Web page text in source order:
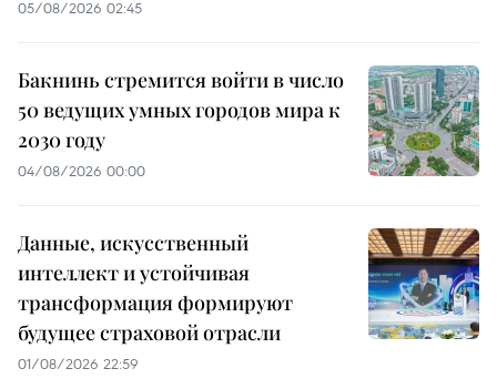
05/08/2026 02:45
Бакнинь стремится войти в число
50 ведущих умных городов мира к
2030 году
04/08/2026 00:00
Данные, искусственный
интеллект и устойчивая
трансформация формируют
будущее страховой отрасли
01/08/2026 22:59